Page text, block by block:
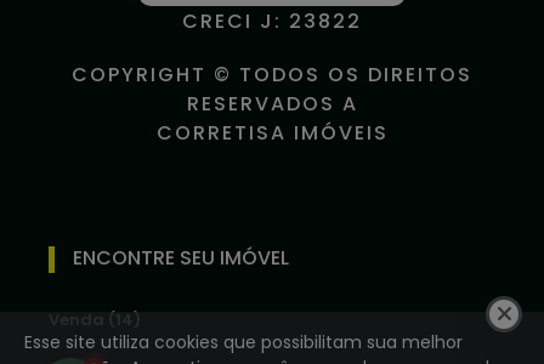
CRECI J: 23822
COPYRIGHT © TODOS OS DIREITOS
RESERVADOS A
CORRETISA IMÓVEIS
ENCONTRE SEU IMÓVEL
Venda (14)
Esse site utiliza cookies que possibilitam sua melhor